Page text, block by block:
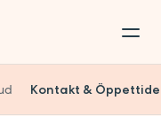
Kontakt &